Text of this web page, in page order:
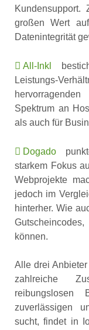
Kundensupport.
großen Wert
Datenintegrität
All-Inkl
Leistungs-
Spektrum an
als auch für
Dogado
starkem Fokus
Webprojekte
jedoch im
hinterher. Wie
können.
Alle drei
zahlreiche
zuverlässigen
sucht, findet in